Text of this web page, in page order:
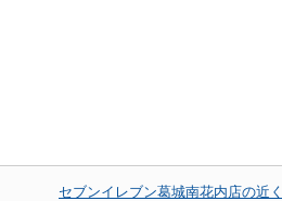
セブンイレブン葛城南花内店の近